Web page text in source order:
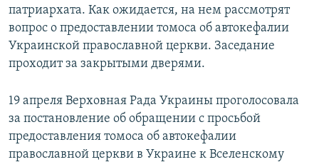
патриархата. Как ожидается, на нем рассмотрят
вопрос о предоставлении томоса об автокефалии
Украинской православной церкви. Заседание
проходит за закрытыми дверями.
19 апреля Верховная Рада Украины проголосовала
за постановление об обращении с просьбой
предоставления томоса об автокефалии
православной церкви в Украине к Вселенскому